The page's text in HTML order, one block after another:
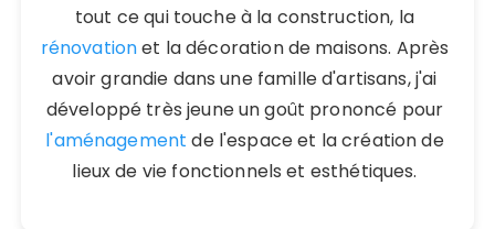
tout ce qui touche à la construction, la
rénovationet la décoration de maisons. Après
avoir grandie dans une famille d'artisans, j'ai
développé très jeune un goût prononcé pour
l'aménagement de l'espace et la création de
lieux de vie fonctionnels et esthétiques.